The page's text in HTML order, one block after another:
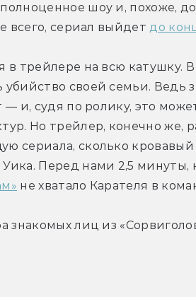
шоу и, похоже,
всего, сериал выйдет до
в трейлере на всю катушку.
своей семьи. Ведь
— и, судя по ролику, это
Но трейлер, конечно же,
сериала, сколько
Перед нами 2,5
не хватало Карателя в
знакомых лиц из